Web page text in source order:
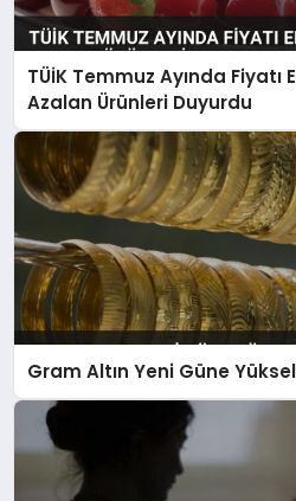
TÜİK Temmuz Ayında Fiyatı
Azalan Ürünleri Duyurdu
Gram Altın Yeni Güne